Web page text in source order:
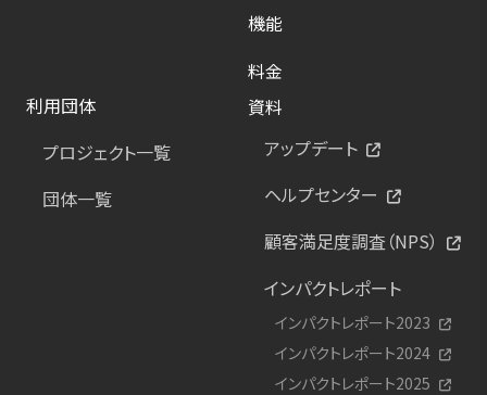
機能
料金
利用団体
プロジェクト一覧
団体一覧
資料
アップデート
ヘルプセンター
顧客満足度調査（NPS）
インパクトレポート
インパクトレポート2023
インパクトレポート2024
インパクトレポート2025